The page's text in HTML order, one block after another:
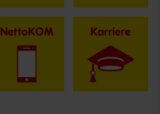
NettoKOM Karriere